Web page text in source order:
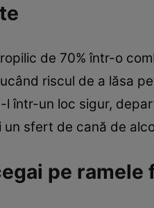
de 70% într-o
riscul de a lăsa
într-un loc sigur,
sfert de cană de
pe ramele